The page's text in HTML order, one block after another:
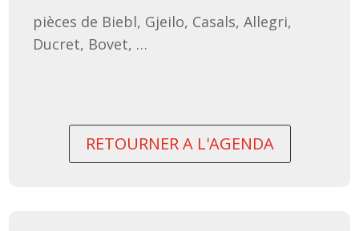
pièces de Biebl, Gjeilo, Casals, Allegri,
Ducret, Bovet, …
RETOURNER A L'AGENDA